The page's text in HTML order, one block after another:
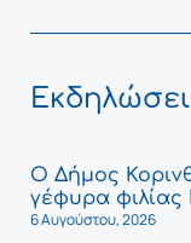
Ο Δήμος
γέφυρα φιλίας
6 Αυγούστου, 2026